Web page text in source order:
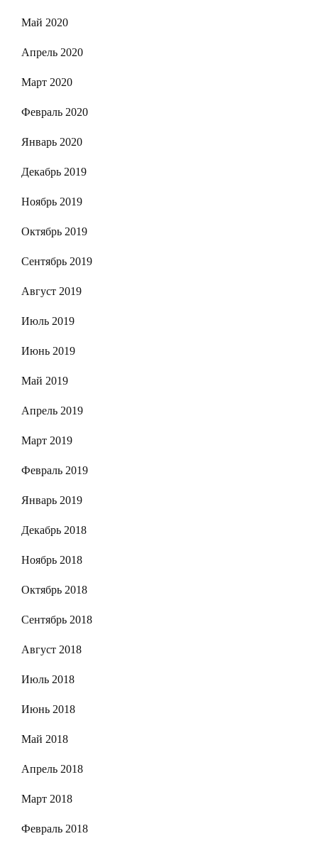
Май 2020
Апрель 2020
Март 2020
Февраль 2020
Январь 2020
Декабрь 2019
Ноябрь 2019
Октябрь 2019
Сентябрь 2019
Август 2019
Июль 2019
Июнь 2019
Май 2019
Апрель 2019
Март 2019
Февраль 2019
Январь 2019
Декабрь 2018
Ноябрь 2018
Октябрь 2018
Сентябрь 2018
Август 2018
Июль 2018
Июнь 2018
Май 2018
Апрель 2018
Март 2018
Февраль 2018